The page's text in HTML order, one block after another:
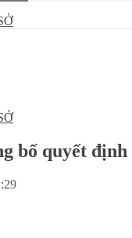
bố quyết